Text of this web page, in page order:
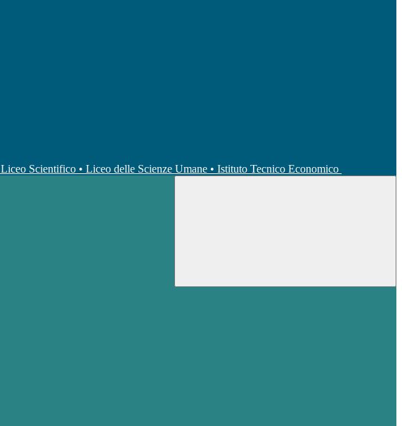
Liceo Scientifico • Liceo delle Scienze Umane • Istituto Tecnico Economico